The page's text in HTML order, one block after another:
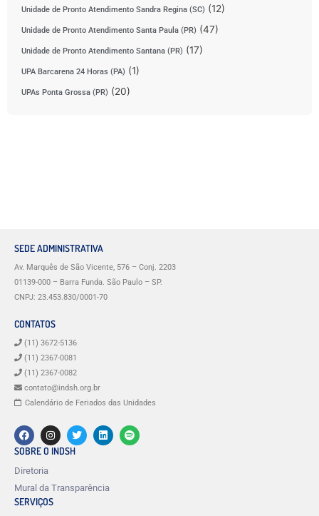
Unidade de Pronto Atendimento Sandra Regina (SC) (12)
Unidade de Pronto Atendimento Santa Paula (PR) (47)
Unidade de Pronto Atendimento Santana (PR) (17)
UPA Barcarena 24 Horas (PA) (1)
UPAs Ponta Grossa (PR) (20)
SEDE ADMINISTRATIVA
Av. Marquês de São Vicente, 576 – Conj. 2203
01139-000 – Barra Funda. São Paulo – SP.
CNPJ: 23.453.830/0001-70
CONTATOS
(11) 3672-5136
(11) 2367-0081
(11) 2367-0082
contato@indsh.org.br
Calendário de Feriados das Unidades
SOBRE O INDSH
Diretoria
Mural da Transparência
SERVIÇOS